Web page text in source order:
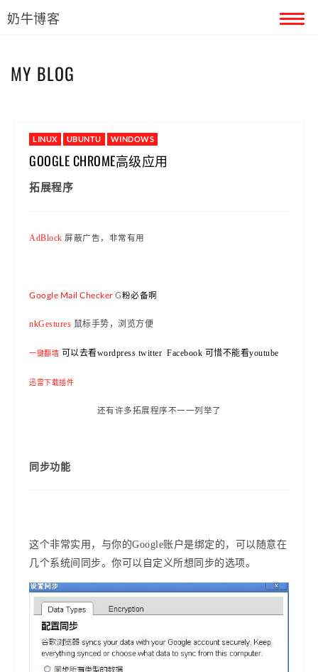
奶牛博客
MY BLOG
LINUX UBUNTU WINDOWS
GOOGLE CHROME高级应用
拓展程序
AdBlock 屏蔽广告，非常有用
Google Mail Checker G粉必备啊
nkGestures 鼠标手势，浏览方便
一键翻墙 可以去看wordpress twitter Facebook 可惜不能看youtube
迅雷下载插件
还有许多拓展程序不一一列举了
同步功能
这个非常实用，与你的Google账户是绑定的，可以随意在
几个系统间同步。你可以自定义所想同步的选项。